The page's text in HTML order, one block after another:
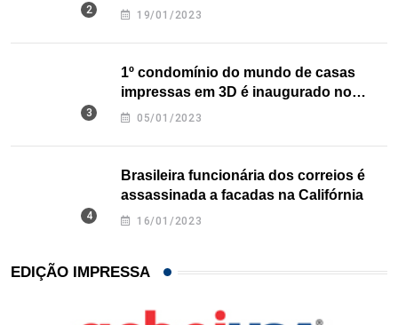
nos EUA
19/01/2023
1º condomínio do mundo de casas
impressas em 3D é inaugurado no
Texas
05/01/2023
Brasileira funcionária dos correios é
assassinada a facadas na Califórnia
16/01/2023
EDIÇÃO IMPRESSA